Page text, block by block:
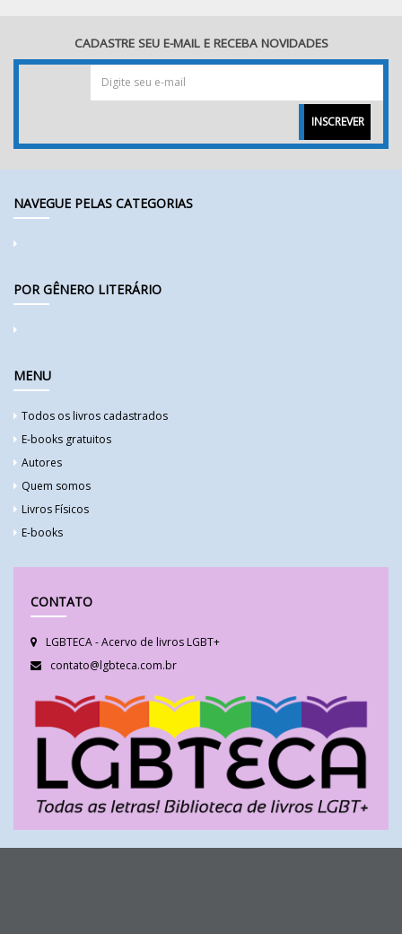
CADASTRE SEU E-MAIL E RECEBA NOVIDADES
INSCREVER
NAVEGUE PELAS CATEGORIAS
POR GÊNERO LITERÁRIO
MENU
Todos os livros cadastrados
E-books gratuitos
Autores
Quem somos
Livros Físicos
E-books
CONTATO
LGBTECA - Acervo de livros LGBT+
contato@lgbteca.com.br